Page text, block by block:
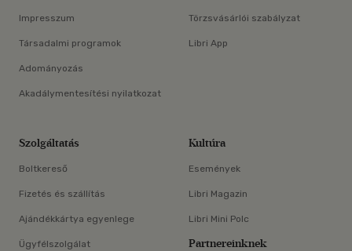
Impresszum
Társadalmi programok
Adományozás
Akadálymentesítési nyilatkozat
Törzsvásárlói szabályzat
Libri App
Szolgáltatás
Boltkereső
Fizetés és szállítás
Ajándékkártya egyenlege
Ügyfélszolgálat
Kultúra
Események
Libri Magazin
Libri Mini Polc
Partnereinknek